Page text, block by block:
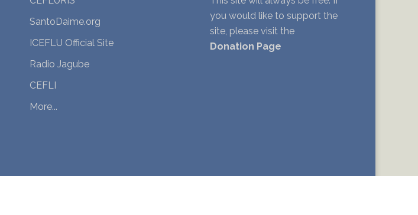
SantoDaime.org
ICEFLU Official Site
Radio Jagube
CEFLI
More...
you would like to support the
site, please visit the
Donation Page